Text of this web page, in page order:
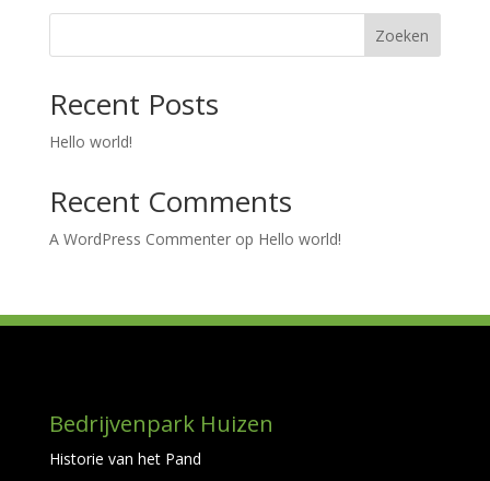
Zoeken
Recent Posts
Hello world!
Recent Comments
A WordPress Commenterop Hello world!
Bedrijvenpark Huizen
Historie van het Pand